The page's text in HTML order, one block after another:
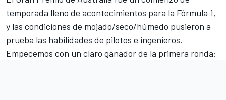
temporada lleno de acontecimientos para la Fórmula 1,
y las condiciones de mojado/seco/húmedo pusieron a
prueba las habilidades de pilotos e ingenieros.
Empecemos con un claro ganador de la primera ronda: